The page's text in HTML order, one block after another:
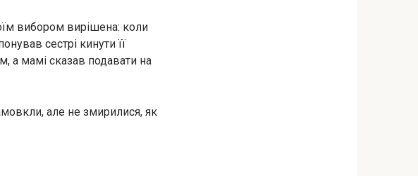
вибором вирішена: коли
сестрі кинути її
а мамі сказав подавати на
але не змирилися, як